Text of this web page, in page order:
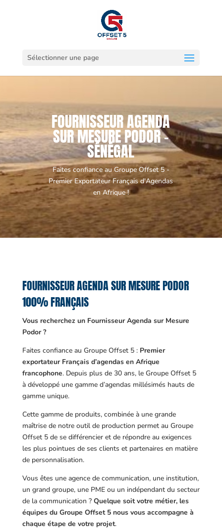
Sélectionner une page
FOURNISSEUR AGENDA
SUR MESURE PODOR -
SÉNÉGAL
Faites confiance au Groupe Offset 5 -
Premier Exportateur Français d'Agendas
en Afrique !
FOURNISSEUR AGENDA SUR MESURE PODOR
100% FRANÇAIS
Vous recherchez un Fournisseur Agenda sur Mesure
Podor ?
Faites confiance au Groupe Offset 5 : Premier
exportateur Français d’agendas en Afrique
francophone. Depuis plus de 30 ans, le Groupe Offset 5
à développé une gamme d’agendas millésimés hauts de
gamme unique.
Cette gamme de produits, combinée à une grande
maîtrise de notre outil de production permet au Groupe
Offset 5 de se différencier et de répondre au exigences
les plus pointues de ses clients et partenaires en matière
de personnalisation.
Vous êtes une agence de communication, une institution,
un grand groupe, une PME ou un indépendant du secteur
de la communication ? Quelque soit votre métier, les
équipes du Groupe Offset 5 nous vous accompagne à
chaque étape de votre projet.